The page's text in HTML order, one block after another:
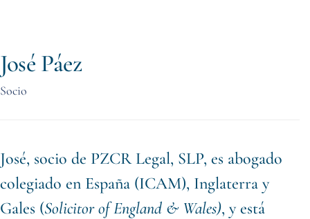
José Páez
Socio
José, socio de PZCR Legal, SLP, es abogado
colegiado en España (ICAM), Inglaterra y
Gales (Solicitor of England & Wales), y está